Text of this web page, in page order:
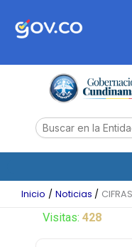
Search
Inicio Noticias
Visitas: 428